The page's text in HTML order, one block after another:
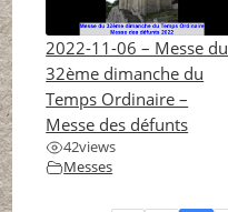
2022-11-06 – Messe du
32ème dimanche du
Temps Ordinaire –
Messe des défunts
42views
Messes